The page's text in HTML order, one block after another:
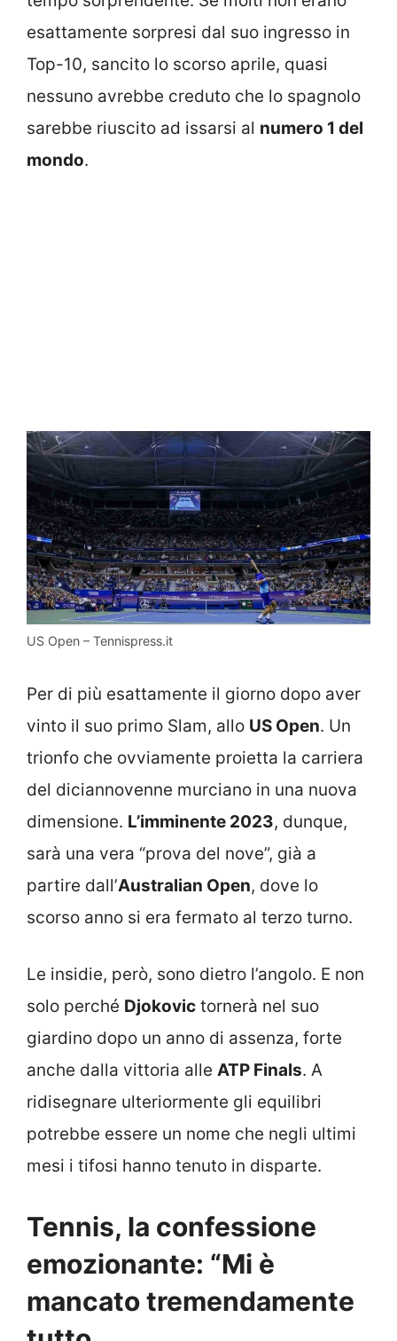
esattamente sorpresi dal suo ingresso in
Top-10, sancito lo scorso aprile, quasi
nessuno avrebbe creduto che lo spagnolo
sarebbe riuscito ad issarsi al numero 1 del
mondo.
US Open – Tennispress.it
Per di più esattamente il giorno dopo aver
vinto il suo primo Slam, allo US Open. Un
trionfo che ovviamente proietta la carriera
del diciannovenne murciano in una nuova
dimensione. L’imminente 2023, dunque,
sarà una vera “prova del nove”, già a
partire dall’Australian Open, dove lo
scorso anno si era fermato al terzo turno.
Le insidie, però, sono dietro l’angolo. E non
solo perché Djokovic tornerà nel suo
giardino dopo un anno di assenza, forte
anche dalla vittoria alle ATP Finals. A
ridisegnare ulteriormente gli equilibri
potrebbe essere un nome che negli ultimi
mesi i tifosi hanno tenuto in disparte.
Tennis, la confessione
emozionante: “Mi è
mancato tremendamente